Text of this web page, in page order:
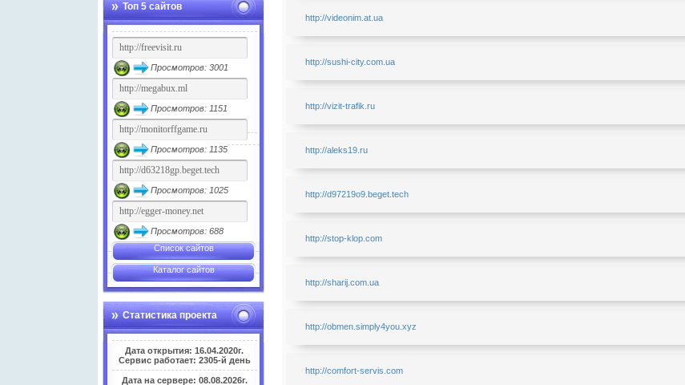
Топ 5 сайтов
Просмотров: 3001
Просмотров: 1151
Просмотров: 1135
Просмотров: 1025
Просмотров: 688
Список сайтов
Каталог сайтов
Статистика проекта
Дата открытия: 16.04.2020г.
Сервис работает: 2305-й день
Дата на сервере: 08.08.2026г.
http://videonim.at.ua
http://sushi-city.com.ua
http://vizit-trafik.ru
http://aleks19.ru
http://d97219o9.beget.tech
http://stop-klop.com
http://sharij.com.ua
http://obmen.simply4you.xyz
http://comfort-servis.com